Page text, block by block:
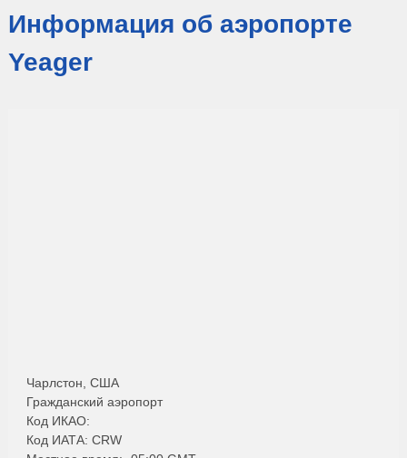
Информация об аэропорте
Yeager
Чарлстон, США
Гражданский аэропорт
Код ИКАО:
Код ИАТА: CRW